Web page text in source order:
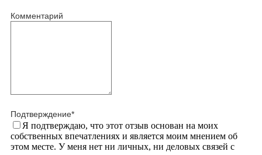
Комментарий
Подтверждение*
Я подтверждаю, что этот отзыв основан на моих
собственных впечатлениях и является моим мнением об
этом месте. У меня нет ни личных, ни деловых связей с